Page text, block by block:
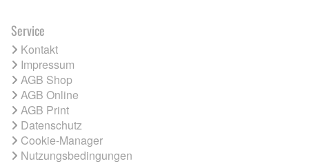
Service
Kontakt
Impressum
AGB Shop
AGB Online
AGB Print
Datenschutz
Cookie-Manager
Nutzungsbedingungen